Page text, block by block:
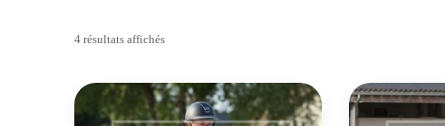
4 résultats affichés